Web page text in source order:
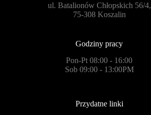
ul. Batalionów Chłopskich 56/4,
75-308 Koszalin
Godziny pracy
Pon-Pt 08:00 - 16:00
Sob 09:00 - 13:00PM
Przydatne linki